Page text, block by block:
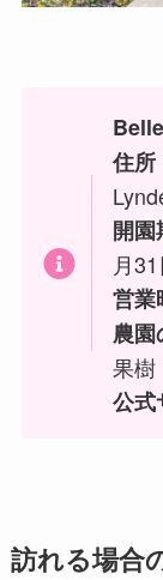
住所
開園
月31
営業
農園
果樹
公式
訪れる場合